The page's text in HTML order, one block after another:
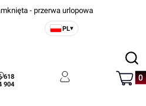
- przerwa urlopowa
PL▾
Szukaj
618
904 Zaloguj się Koszyk